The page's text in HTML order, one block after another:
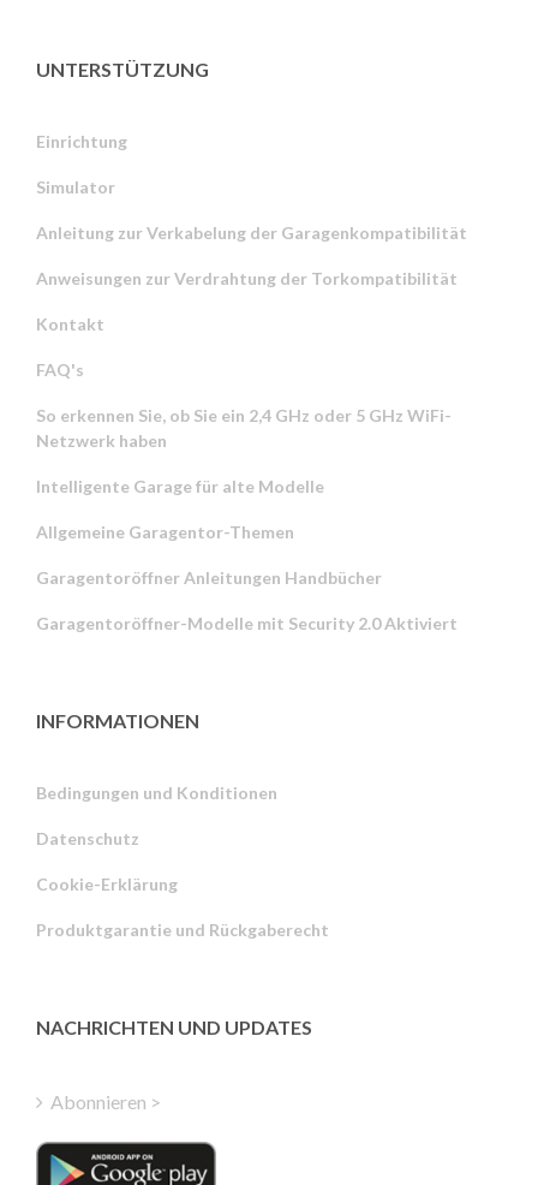
UNTERSTÜTZUNG
Einrichtung
Simulator
Anleitung zur Verkabelung der Garagenkompatibilität
Anweisungen zur Verdrahtung der Torkompatibilität
Kontakt
FAQ's
So erkennen Sie, ob Sie ein 2,4 GHz oder 5 GHz WiFi-
Netzwerk haben
Intelligente Garage für alte Modelle
Allgemeine Garagentor-Themen
Garagentoröffner Anleitungen Handbücher
Garagentoröffner-Modelle mit Security 2.0 Aktiviert
INFORMATIONEN
Bedingungen und Konditionen
Datenschutz
Cookie-Erklärung
Produktgarantie und Rückgaberecht
NACHRICHTEN UND UPDATES
Abonnieren >